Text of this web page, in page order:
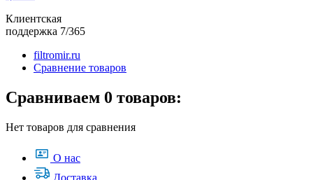
Клиентская
поддержка 7/365
filtromir.ru
Сравнение товаров
Сравниваем 0 товаров:
Нет товаров для сравнения
О нас